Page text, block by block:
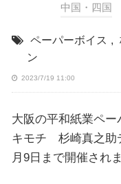
中国・四国
ペーパーボイス ,
ン
2023/7/19 11:00
大阪の平和紙業ペ
キモチ 杉崎真之助
月9日まで開催されま